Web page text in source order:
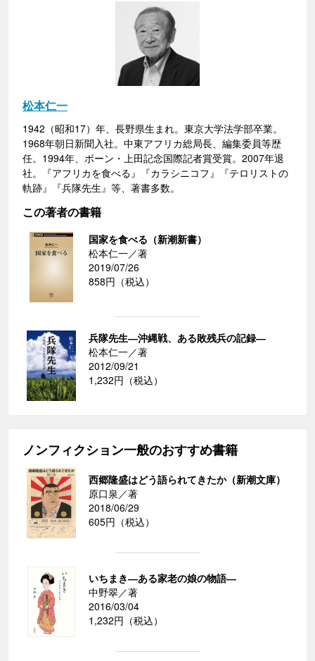
松本仁一
1942（昭和17）年、長野県生まれ。東京大学法学部卒業。
1968年朝日新聞入社。中東アフリカ総局長、編集委員等歴
任。1994年、ボーン・上田記念国際記者賞受賞。2007年退
社。『アフリカを食べる』『カラシニコフ』『テロリストの
軌跡』『兵隊先生』等、著書多数。
この著者の書籍
国家を食べる（新潮新書）
松本仁一／著
2019/07/26
858円（税込）
兵隊先生―沖縄戦、ある敗残兵の記録―
松本仁一／著
2012/09/21
1,232円（税込）
ノンフィクション一般のおすすめ書籍
西郷隆盛はどう語られてきたか（新潮文庫）
原口泉／著
2018/06/29
605円（税込）
いちまき―ある家老の娘の物語―
中野翠／著
2016/03/04
1,232円（税込）